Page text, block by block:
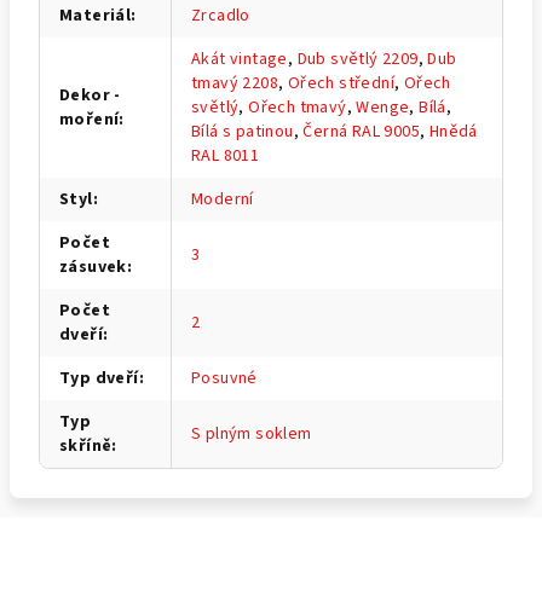
Materiál: Zrcadlo
Dekor -
moření:
Akát vintage, Dub světlý 2209,Dub
tmavý 2208, Ořech střední, Ořech
světlý,Ořech tmavý,Wenge,Bílá,
Bílá s patinou,Černá RAL 9005, Hnědá
RAL 8011
Styl:
Moderní
Počet
zásuvek: 3
Počet
dveří: 2
Typ dveří:
Posuvné
Typ
skříně: S plným soklem